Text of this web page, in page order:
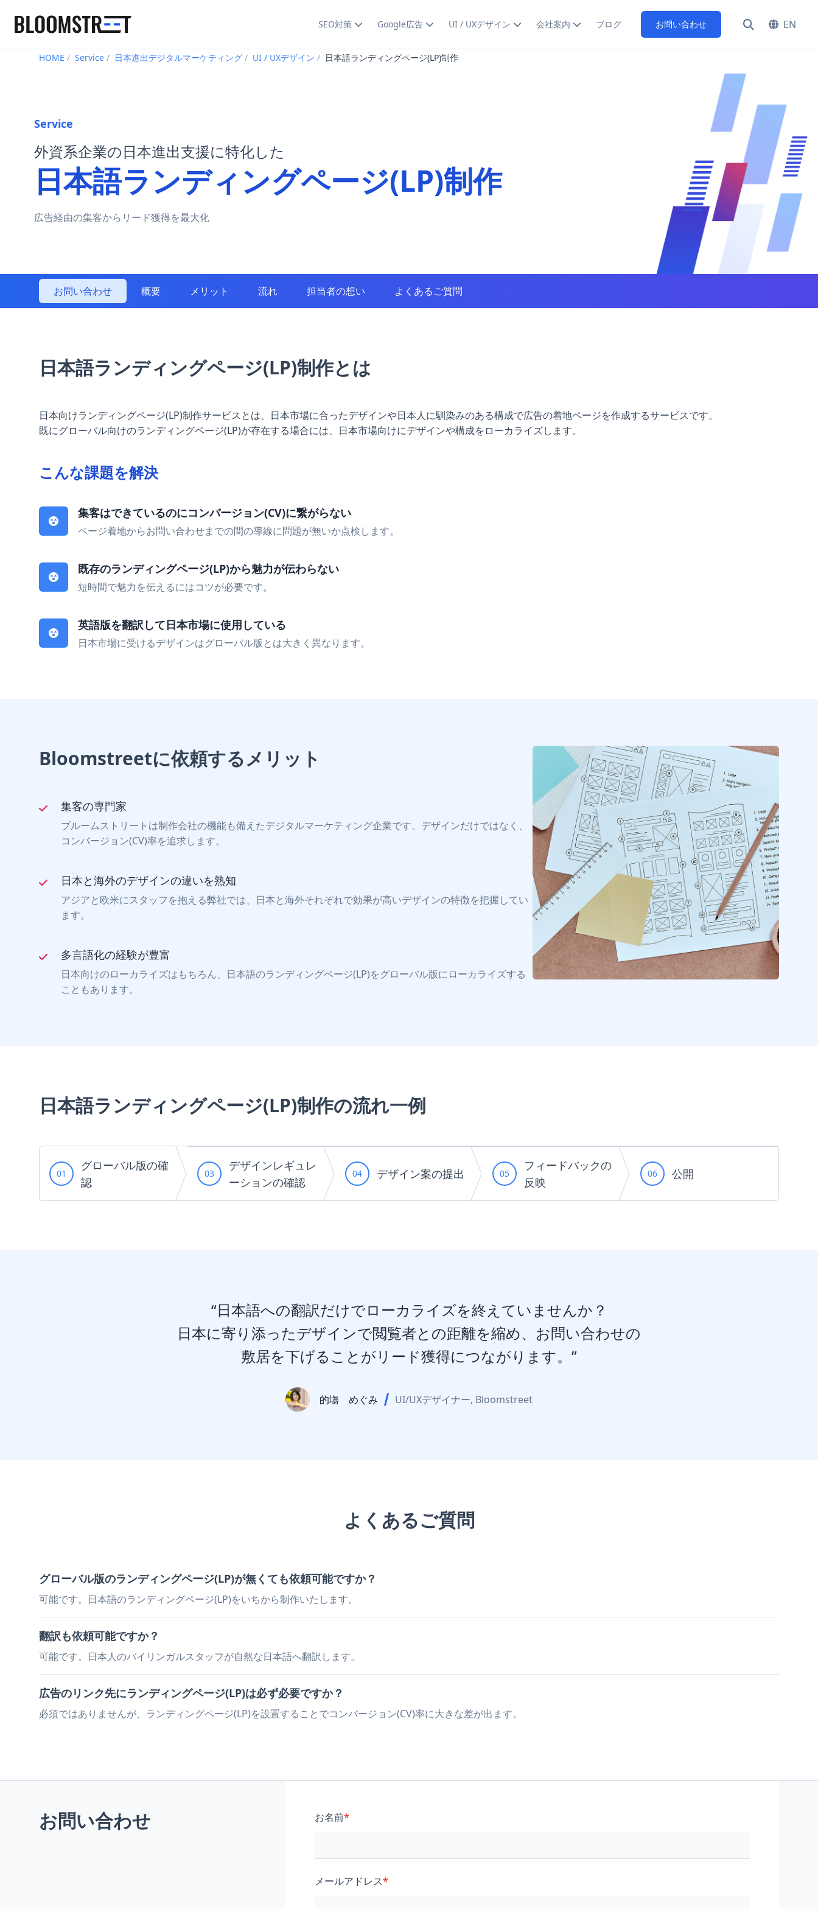
Bloomstreet – Digital Marketing Agency in Tokyo SEO対策 Google広告 UI / UXデザイン 会社案内 ブログ お問い合わせ EN
HOME Service 日本進出デジタルマーケティング UI / UXデザイン 日本語ランディングページ(LP)制作
Service
外資系企業の日本進出支援に特化した
日本語ランディングページ(LP)制作
広告経由の集客からリード獲得を最大化
お問い合わせ 概要 メリット 流れ 担当者の想い よくあるご質問
日本語ランディングページ(LP)制作とは
日本向けランディングページ(LP)制作サービスとは、日本市場に合ったデザインや日本人に馴染みのある構成で広告の着地ページを作成するサービスです。
既にグローバル向けのランディングページ(LP)が存在する場合には、日本市場向けにデザインや構成をローカライズします。
こんな課題を解決
集客はできているのにコンバージョン(CV)に繋がらない
ページ着地からお問い合わせまでの間の導線に問題が無いか点検します。
既存のランディングページ(LP)から魅力が伝わらない
短時間で魅力を伝えるにはコツが必要です。
英語版を翻訳して日本市場に使用している
日本市場に受けるデザインはグローバル版とは大きく異なります。
Bloomstreetに依頼するメリット
集客の専門家
ブルームストリートは制作会社の機能も備えたデジタルマーケティング企業です。デザインだけではなく、
コンバージョン(CV)率を追求します。
日本と海外のデザインの違いを熟知
アジアと欧米にスタッフを抱える弊社では、日本と海外それぞれで効果が高いデザインの特徴を把握してい
ます。
多言語化の経験が豊富
日本向けのローカライズはもちろん、日本語のランディングページ(LP)をグローバル版にローカライズする
こともあります。
日本語ランディングページ(LP)制作の流れ一例
01
グローバル版の確
認
03
デザインレギュレ
ーションの確認
04 デザイン案の提出 05
フィードバックの
反映
06 公開
“日本語への翻訳だけでローカライズを終えていませんか？
日本に寄り添ったデザインで閲覧者との距離を縮め、お問い合わせの
敷居を下げることがリード獲得につながります。”
的塲 めぐみ UI/UXデザイナー, Bloomstreet
よくあるご質問
グローバル版のランディングページ(LP)が無くても依頼可能ですか？
可能です。日本語のランディングページ(LP)をいちから制作いたします。
翻訳も依頼可能ですか？
可能です。日本人のバイリンガルスタッフが自然な日本語へ翻訳します。
広告のリンク先にランディングページ(LP)は必ず必要ですか？
必須ではありませんが、ランディングページ(LP)を設置することでコンバージョン(CV)率に大きな差が出ます。
お問い合わせ お名前*
メールアドレス*